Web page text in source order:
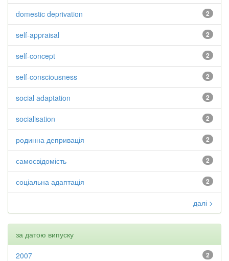
2
domestic deprivation
2
self-appraisal
2
self-concept
2
self-consciousness
2
social adaptation
2
socialisation
2
родинна депривація
2
самосвідомість
2
соціальна адаптація
далі >
за датою випуску
2
2007